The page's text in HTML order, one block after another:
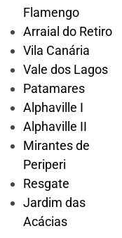
Flamengo
Arraial do Retiro
Vila Canária
Vale dos Lagos
Patamares
Alphaville I
Alphaville II
Mirantes de
Periperi
Resgate
Jardim das
Acácias